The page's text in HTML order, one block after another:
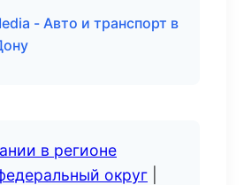
- Авто и транспорт в
в регионе
округ